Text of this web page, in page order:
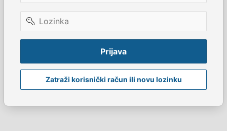
Lozinka
Prijava
Zatraži korisnički račun ili novu lozinku